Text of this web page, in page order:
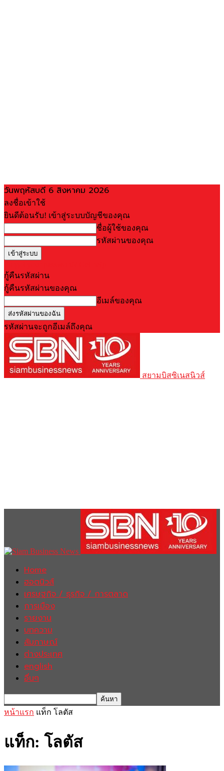
วันพฤหัสบดี 6 สิงหาคม 2026
ลงชื่อเข้าใช้
ยินดีต้อนรับ! เข้าสู่ระบบบัญชีของคุณ
ชื่อผู้ใช้ของคุณ
รหัสผ่านของคุณ
กู้คืนรหัสผ่าน
กู้คืนรหัสผ่านของคุณ
อีเมล์ของคุณ
รหัสผ่านจะถูกอีเมล์ถึงคุณ
สยามบิสซิเนสนิวส์
Home
ฮอตนิวส์
เศรษฐกิจ / ธุรกิจ / การตลาด
การเมือง
รายงาน
บทความ
สัมภาษณ์
ต่างประเทศ
english
อื่นๆ
หน้าแรก แท็ก โลตัส
แท็ก: โลตัส